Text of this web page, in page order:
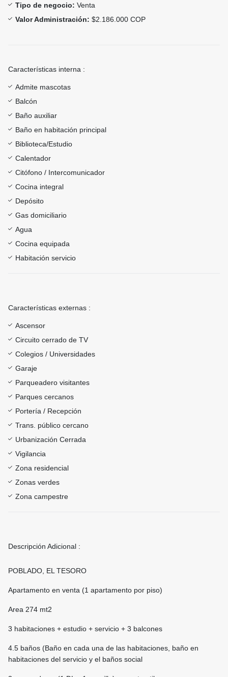
Tipo de negocio: Venta
Valor Administración: $2.186.000 COP
Características interna :
Admite mascotas
Balcón
Baño auxiliar
Baño en habitación principal
Biblioteca/Estudio
Calentador
Citófono / Intercomunicador
Cocina integral
Depósito
Gas domiciliario
Agua
Cocina equipada
Habitación servicio
Características externas :
Ascensor
Circuito cerrado de TV
Colegios / Universidades
Garaje
Parqueadero visitantes
Parques cercanos
Portería / Recepción
Trans. público cercano
Urbanización Cerrada
Vigilancia
Zona residencial
Zonas verdes
Zona campestre
Descripción Adicional :
POBLADO, EL TESORO
Apartamento en venta (1 apartamento por piso)
Area 274 mt2
3 habitaciones + estudio + servicio + 3 balcones
4.5 baños (Baño en cada una de las habitaciones, baño en
habitaciones del servicio y el baños social